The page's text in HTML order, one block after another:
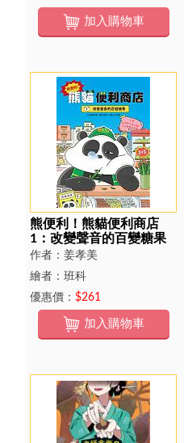
加入購物車
熊便利！熊貓便利商店
1：改變聲音的百變糖果
作者：姜孝美
繪者：班科
優惠價：$261
加入購物車